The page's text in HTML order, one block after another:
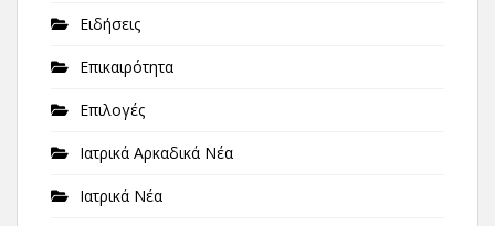
Ειδήσεις
Επικαιρότητα
Επιλογές
Ιατρικά Αρκαδικά Νέα
Ιατρικά Νέα